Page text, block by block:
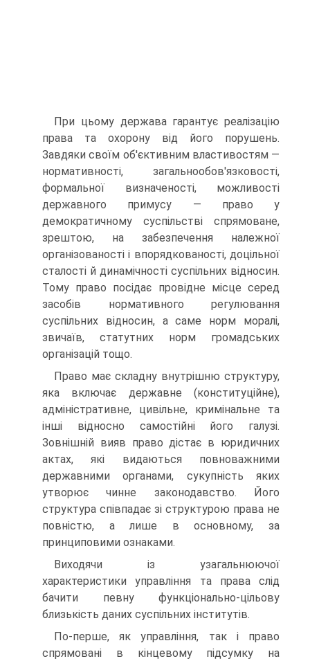
При цьому держава гарантує реалізацію
права та охорону від його порушень.
Завдяки своїм об'єктивним властивостям —
нормативності, загальнообов'язковості,
формальної визначеності, можливості
державного примусу — право у
демократичному суспільстві спрямоване,
зрештою, на забезпечення належної
організованості і впорядкованості, доцільної
сталості й динамічності суспільних відносин.
Тому право посідає провідне місце серед
засобів нормативного регулювання
суспільних відносин, а саме норм моралі,
звичаїв, статутних норм громадських
організацій тощо.
Право має складну внутрішню структуру,
яка включає державне (конституційне),
адміністративне, цивільне, кримінальне та
інші відносно самостійні його галузі.
Зовнішній вияв право дістає в юридичних
актах, які видаються повноважними
державними органами, сукупність яких
утворює чинне законодавство. Його
структура співпадає зі структурою права не
повністю, а лише в основному, за
принциповими ознаками.
Виходячи із узагальнюючої
характеристики управління та права слід
бачити певну функціонально-цільову
близькість даних суспільних інститутів.
По-перше, як управління, так і право
спрямовані в кінцевому підсумку на